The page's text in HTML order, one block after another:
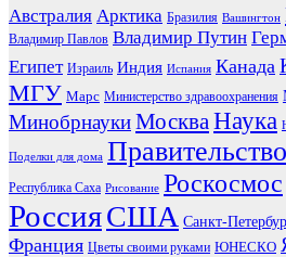
Австралия Арктика Бразилия Вашингтон
Владимир Павлов Владимир Путин
Египет Израиль Индия Испания Канада
МГУ Марс Министерство здравоохранения
МинобрнаукиМосква Наука
Поделки для дома
Республика Саха Рисование Роскосмос
РоссияСША Санкт-
Франция Цветы своими руками ЮНЕСКО